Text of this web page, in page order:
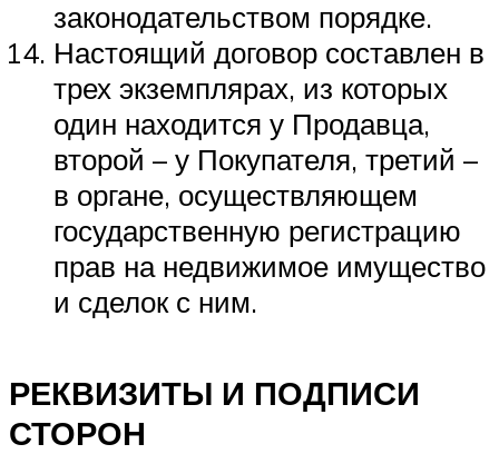
законодательством порядке.
Настоящий договор составлен в
трех экземплярах, из которых
один находится у Продавца,
второй – у Покупателя, третий –
в органе, осуществляющем
государственную регистрацию
прав на недвижимое имущество
и сделок с ним.
РЕКВИЗИТЫ И ПОДПИСИ
СТОРОН